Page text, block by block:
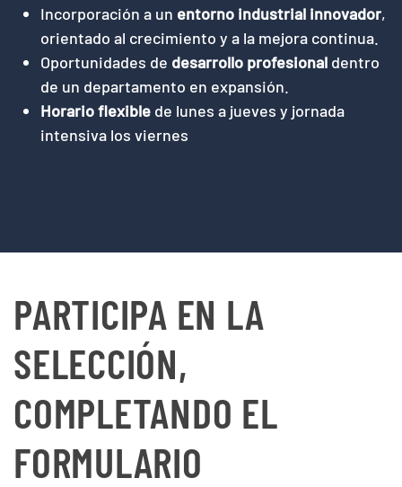
Incorporación a un entorno industrial innovador,
orientado al crecimiento y a la mejora continua.
Oportunidades de desarrollo profesional dentro
de un departamento en expansión.
Horario flexible de lunes a jueves y jornada
intensiva los viernes
PARTICIPA EN LA
SELECCIÓN,
COMPLETANDO EL
FORMULARIO